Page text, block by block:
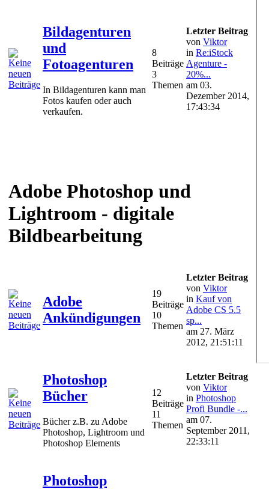
Bildagenturen
und
Fotoagenturen
In Bildagenturen kann man
Fotos kaufen oder auch
verkaufen.
8
Beiträge
3
Themen
Letzter Beitrag
von Viktor
in Re:iStock
Agenture -
20%...
am 03.
Dezember 2014,
17:43:34
Adobe Photoshop und
Lightroom - digitale
Bildbearbeitung
Adobe
Ankündigungen
19
Beiträge
10
Themen
Letzter Beitrag
von Viktor
in Kauf von
Adobe CS 5.5
sp...
am 27. März
2012, 21:51:11
Photoshop
Bücher
Bücher z.B. zu Adobe
Photoshop, Lightroom und
Photoshop Elements
12
Beiträge
11
Themen
Letzter Beitrag
von Viktor
in Photoshop
Profi Bundle -...
am 07.
September 2011,
22:33:11
Photoshop